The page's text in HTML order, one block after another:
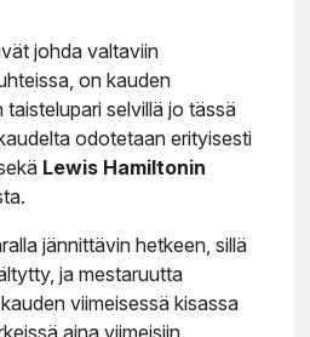
johda valtaviin
on kauden
taistelupari selvillä jo tässä
odotetaan erityisesti
Lewis Hamiltonin
jännittävin hetkeen, sillä
ja mestaruutta
viimeisessä kisassa
aina viimeisiin